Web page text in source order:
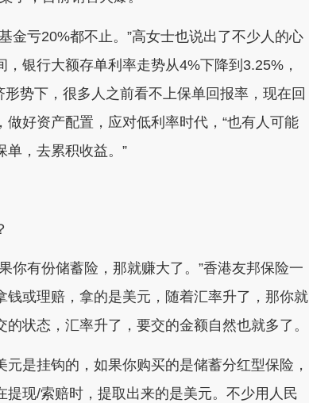
亏20%都不止。”高女士也说出了不少人的心
银行大额存单利率走势从4%下降到3.25%，
势下，很多人之前看不上保单回报率，现在回
好资产配置，应对低利率时代，“也有人可能
单，去累积收益。”
有份储蓄险，那就赚大了。”香港友邦保险一
或理赔，拿的是美元，随着汇率升了，那你就
状态，汇率升了，要交的金额自然也就多了。
挂钩的，如果你购买的是储蓄分红型保险，
现/索赔时，提取出来的是美元。不少用人民